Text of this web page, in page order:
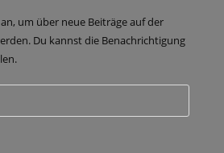
um über neue Beiträge auf der
Du kannst die Benachrichtigung